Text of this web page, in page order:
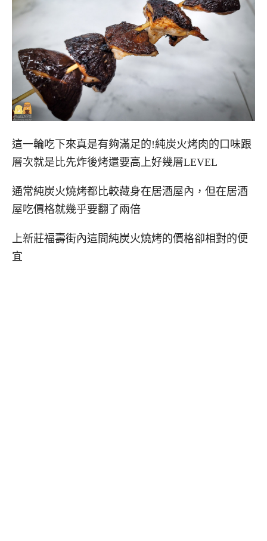
這一輪吃下來真是有夠滿足的!純炭火烤肉的口味跟
層次就是比先炸後烤還要高上好幾層LEVEL
通常純炭火燒烤都比較藏身在居酒屋內，但在居酒
屋吃價格就幾乎要翻了兩倍
上新莊福壽街內這間純炭火燒烤的價格卻相對的便
宜